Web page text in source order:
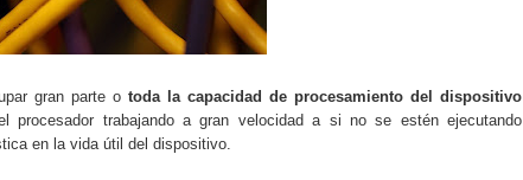
gran parte o toda la capacidad de procesamiento del dispositivo
procesador trabajando a gran velocidad a si no se estén ejecutando
en la vida útil del dispositivo.